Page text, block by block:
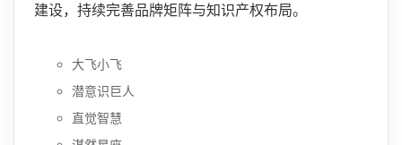
建设，持续完善品牌矩阵与知识产权布局。
大飞小飞
潜意识巨人
直觉智慧